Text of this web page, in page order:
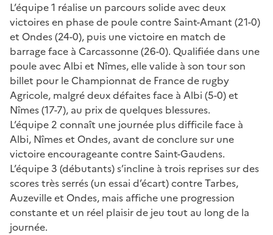
L’équipe 1 réalise un parcours solide avec deux
victoires en phase de poule contre Saint-Amant (21-0)
et Ondes (24-0), puis une victoire en match de
barrage face à Carcassonne (26-0). Qualifiée dans une
poule avec Albi et Nîmes, elle valide à son tour son
billet pour le Championnat de France de rugby
Agricole, malgré deux défaites face à Albi (5-0) et
Nîmes (17-7), au prix de quelques blessures.
L’équipe 2 connaît une journée plus difficile face à
Albi, Nîmes et Ondes, avant de conclure sur une
victoire encourageante contre Saint-Gaudens.
L’équipe 3 (débutants) s’incline à trois reprises sur des
scores très serrés (un essai d’écart) contre Tarbes,
Auzeville et Ondes, mais affiche une progression
constante et un réel plaisir de jeu tout au long de la
journée.